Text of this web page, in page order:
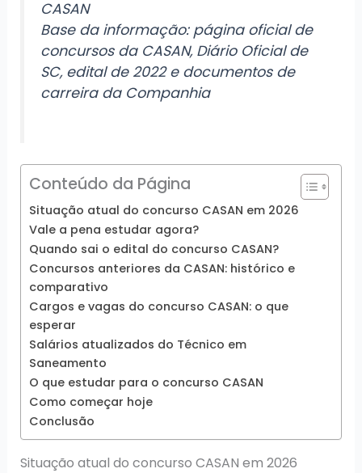
CASAN
Base da informação: página oficial de
concursos da CASAN, Diário Oficial de
SC, edital de 2022 e documentos de
carreira da Companhia
Conteúdo da Página
Situação atual do concurso CASAN em 2026
Vale a pena estudar agora?
Quando sai o edital do concurso CASAN?
Concursos anteriores da CASAN: histórico e
comparativo
Cargos e vagas do concurso CASAN: o que
esperar
Salários atualizados do Técnico em
Saneamento
O que estudar para o concurso CASAN
Como começar hoje
Conclusão
Situação atual do concurso CASAN em 2026